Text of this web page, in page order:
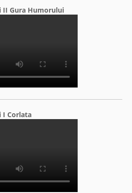
II Gura Humorului
I Corlata